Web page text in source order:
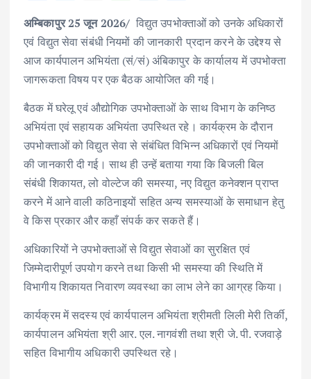
e
b
o
o
k
w
it
te
r
ai
l
h
at
s
A
p
p
k
e
dI
n
ar
e
अम्बिकापुर 25 जून 2026/ विद्युत उपभोक्ताओं को उनके अधिकारों
एवं विद्युत सेवा संबंधी नियमों की जानकारी प्रदान करने के उद्देश्य से
आज कार्यपालन अभियंता (सं/सं) अंबिकापुर के कार्यालय में उपभोक्ता
जागरूकता विषय पर एक बैठक आयोजित की गई।
बैठक में घरेलू एवं औद्योगिक उपभोक्ताओं के साथ विभाग के कनिष्ठ
अभियंता एवं सहायक अभियंता उपस्थित रहे। कार्यक्रम के दौरान
उपभोक्ताओं को विद्युत सेवा से संबंधित विभिन्न अधिकारों एवं नियमों
की जानकारी दी गई। साथ ही उन्हें बताया गया कि बिजली बिल
संबंधी शिकायत, लो वोल्टेज की समस्या, नए विद्युत कनेक्शन प्राप्त
करने में आने वाली कठिनाइयों सहित अन्य समस्याओं के समाधान हेतु
वे किस प्रकार और कहाँ संपर्क कर सकते हैं।
अधिकारियों ने उपभोक्ताओं से विद्युत सेवाओं का सुरक्षित एवं
जिम्मेदारीपूर्ण उपयोग करने तथा किसी भी समस्या की स्थिति में
विभागीय शिकायत निवारण व्यवस्था का लाभ लेने का आग्रह किया।
कार्यक्रम में सदस्य एवं कार्यपालन अभियंता श्रीमती लिली मेरी तिर्की,
कार्यपालन अभियंता श्री आर. एल. नागवंशी तथा श्री जे. पी. रजवाड़े
सहित विभागीय अधिकारी उपस्थित रहे।